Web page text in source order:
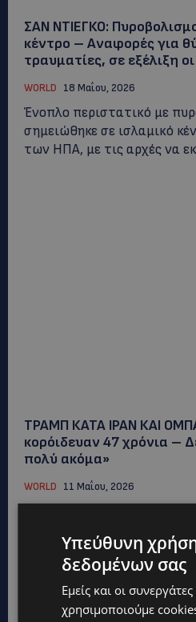
ΣΑΝ ΝΤΙΕΓΚΟ:
κέντρο – Αναφορές για
τραυματίες, σε εξέλιξη
WORLD 18 Μαΐου, 2026
Ένοπλο περιστατικό με
σημειώθηκε σε ισλαμικό
των ΗΠΑ, με τις αρχές να
ΤΡΑΜΠ ΚΑΤΑ ΙΡΑΝ ΚΑΙ
κορόιδευαν 47 χρόνια –
πολύ ακόμα»
WORLD 11 Μαΐου, 2026
εξαπέλυσε ο Ντόναλντ...
Υπεύθυνη
δεδομένων σας
Εμείς και οι
χρησιμοποιούμε